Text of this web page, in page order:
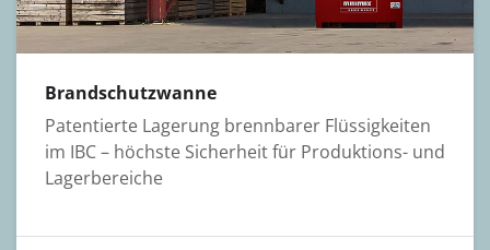
Brandschutzwanne
Patentierte Lagerung brenn­barer Flüssig­keiten
im IBC – höchste Sicher­heit für Pro­duk­tions- und
Lager­bereiche